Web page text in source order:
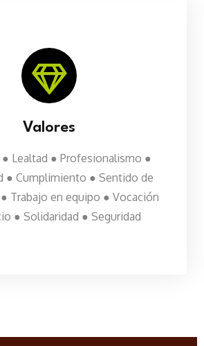
Valores
● Lealtad ● Profesionalismo ●
● Cumplimiento ● Sentido de
● Trabajo en equipo ● Vocación
● Solidaridad ● Seguridad